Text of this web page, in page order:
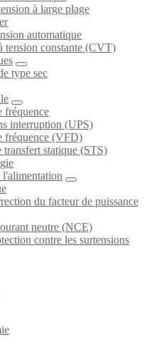
à large plage
automatique
tension constante (CVT)
type sec
fréquence
interruption (UPS)
fréquence (VFD)
transfert statique (STS)
l'alimentation
du facteur de puissance
neutre (NCE)
contre les surtensions